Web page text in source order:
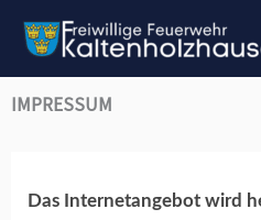
Inhalt
springen
IMPRESSUM
Das Internetangebot wird